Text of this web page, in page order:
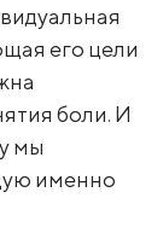
его цели
боли. И
мы
именно